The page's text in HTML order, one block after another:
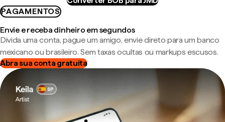
PAGAMENTOS
Envie e receba dinheiro em segundos
Divida uma conta, pague um amigo, envie direto para um banco
mexicano ou brasileiro. Sem taxas ocultas ou markups escusos.
Abra sua conta gratuita